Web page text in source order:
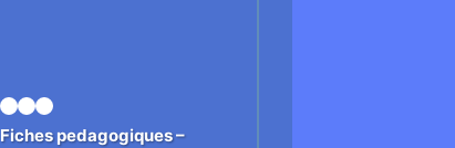
Fiches pedagogiques –